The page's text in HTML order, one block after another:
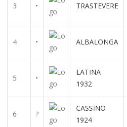
3 • TRASTEVERE
4 • ALBALONGA
5 •
LATINA
1932
6 ?
CASSINO
1924